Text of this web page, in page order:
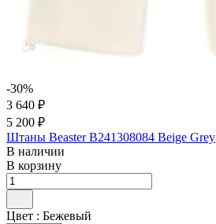
-30%
3 640 ₽
5 200 ₽
Штаны Beaster B241308084 Beige Grey
В наличии
В корзину
Цвет : Бежевый